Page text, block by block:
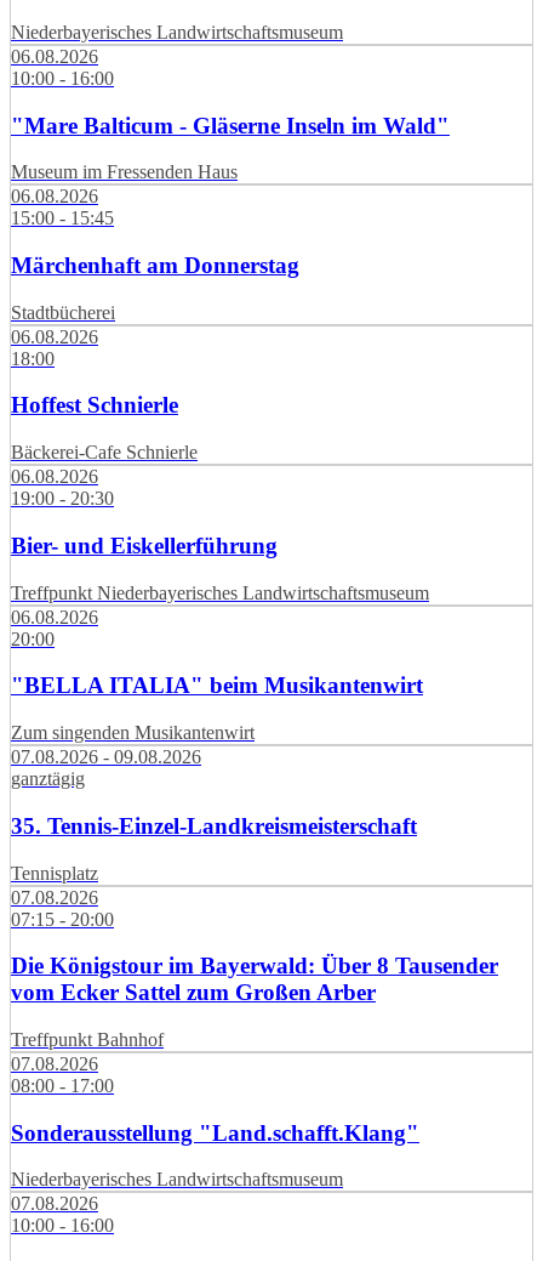
Niederbayerisches Landwirtschaftsmuseum
06.08.2026
10:00 - 16:00
"Mare Balticum - Gläserne Inseln im Wald"
Museum im Fressenden Haus
06.08.2026
15:00 - 15:45
Märchenhaft am Donnerstag
Stadtbücherei
06.08.2026
18:00
Hoffest Schnierle
Bäckerei-Cafe Schnierle
06.08.2026
19:00 - 20:30
Bier- und Eiskellerführung
Treffpunkt Niederbayerisches Landwirtschaftsmuseum
06.08.2026
20:00
"BELLA ITALIA" beim Musikantenwirt
Zum singenden Musikantenwirt
07.08.2026 - 09.08.2026
ganztägig
35. Tennis-Einzel-Landkreismeisterschaft
Tennisplatz
07.08.2026
07:15 - 20:00
Die Königstour im Bayerwald: Über 8 Tausender
vom Ecker Sattel zum Großen Arber
Treffpunkt Bahnhof
07.08.2026
08:00 - 17:00
Sonderausstellung "Land.schafft.Klang"
Niederbayerisches Landwirtschaftsmuseum
07.08.2026
10:00 - 16:00